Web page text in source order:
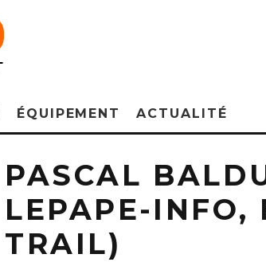
ÉQUIPEMENT ACTUALITÉ
PASCAL
LEPAPE-INFO,
TRAIL)